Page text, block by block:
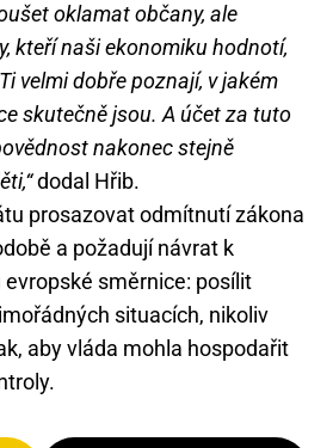
oklamat občany, ale
kteří naši ekonomiku hodnotí,
velmi dobře poznají, v jakém
skutečně jsou. A účet za tuto
nakonec stejně
dodal Hřib.
prosazovat odmítnutí zákona
a požadují návrat k
směrnice: posílit
situacích, nikoliv
aby vláda mohla hospodařit